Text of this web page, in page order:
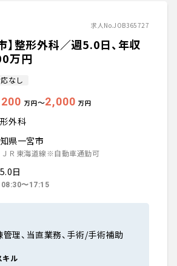
求人No.JOB365727
】整形外科／週5.0日、年収
万円
なし
万円〜2,000 万円
外科
県一宮市
ＪＲ東海道線※自動車通勤可
日
08:30〜17:15
管理、当直業務、手術/手術補助
キル